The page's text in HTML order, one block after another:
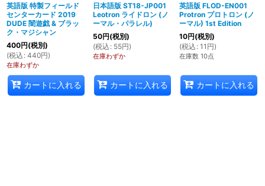
英語版 特製フィールド
センターカード 2019
DUDE 闇遊戯 & ブラッ
ク・マジシャン
400円(税別)
(税込 : 440円)
在庫わずか
カートに入れる
日本語版 ST18-JP001
Leotron ライドロン (ノ
ーマル・パラレル)
50円(税別)
(税込 : 55円)
在庫わずか
カートに入れる
英語版 FLOD-EN001
Protron プロトロン (ノ
ーマル) 1st Edition
10円(税別)
(税込 : 11 円)
在庫数 10点
カートに入れる